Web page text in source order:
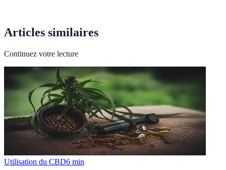
Articles similaires
Continuez votre lecture
Utilisation du CBD6 min